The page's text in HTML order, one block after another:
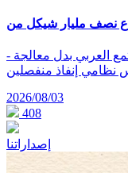
- مركز مساواة: الحكومة تعاقب المجتمع العربي بدل معالجة
نظامي إنفاذ منفصلين
2026/08/03
408
إصداراتنا